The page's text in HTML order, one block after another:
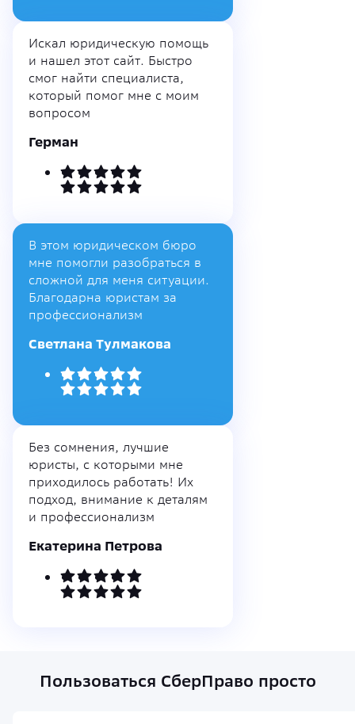
Искал юридическую помощь
и нашел этот сайт. Быстро
смог найти специалиста,
который помог мне с моим
вопросом
Герман
В этом юридическом бюро
мне помогли разобраться в
сложной для меня ситуации.
Благодарна юристам за
профессионализм
Светлана Тулмакова
Без сомнения, лучшие
юристы, с которыми мне
приходилось работать! Их
подход, внимание к деталям
и профессионализм
Екатерина Петрова
Пользоваться СберПраво просто